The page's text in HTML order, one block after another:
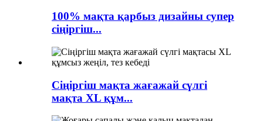
100% мақта қарбыз дизайны супер
сіңіргіш...
Сіңіргіш мақта жағажай сүлгі
мақта XL құм...